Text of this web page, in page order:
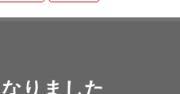
りました